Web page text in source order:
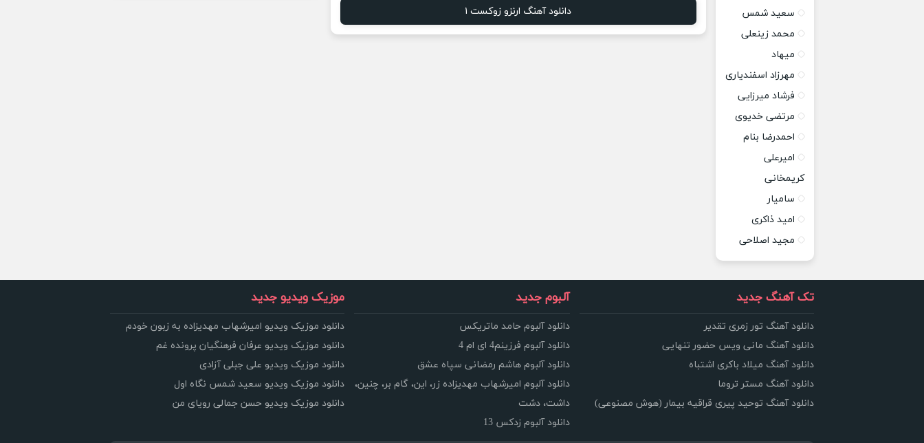
دانلود آهنگ ارنزو زوکست ۱
سعید شمس
محمد زینعلی
میهاد
مهرزاد اسفندیاری
فرشاد میرزایی
مرتضی خدیوی
احمدرضا بنام
امیرعلی
کریمخانی
سامیار
امید ذاکری
مجید اصلاحی
تک آهنگ جدید
دانلود آهنگ تور زمری تقدیر
دانلود آهنگ مانی ویس حضور تنهایی
دانلود آهنگ میلاد باکری اشتباه
دانلود آهنگ مستر تروما
دانلود آهنگ توحید پیری قراقیه بیمار (هوش مصنوعی)
آلبوم جدید
دانلود آلبوم حامد ماتریکس
دانلود آلبوم فرزینم4 ای ام 4
دانلود آلبوم هاشم رمضانی سپاه عشق
دانلود آلبوم امیرشهاب مهدیزاده زر، این، گام بر، چنین،
داشت، دشت
دانلود آلبوم زدکس 13
موزیک ویدیو جدید
دانلود موزیک ویدیو امیرشهاب مهدیزاده به زبون خودم
دانلود موزیک ویدیو عرفان فرهنگیان پرونده غم
دانلود موزیک ویدیو علی جبلی آزادی
دانلود موزیک ویدیو سعید شمس نگاه اول
دانلود موزیک ویدیو حسن جمالی رویای من